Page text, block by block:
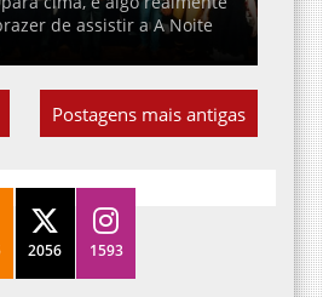
de assistir a A Noite
Postagens mais antigas
2056 1593